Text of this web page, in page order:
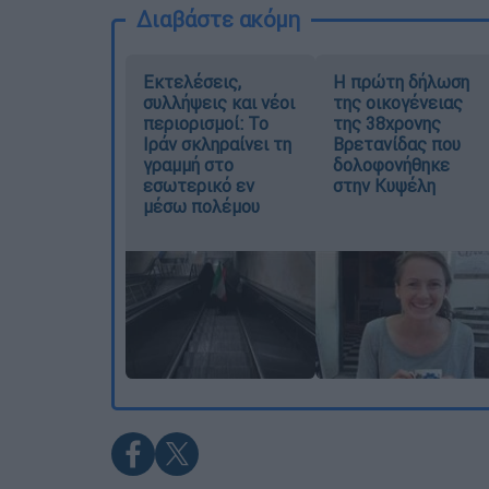
Διαβάστε ακόμη
Εκτελέσεις,
συλλήψεις και νέοι
περιορισμοί: Το
Ιράν σκληραίνει τη
γραμμή στο
εσωτερικό εν
μέσω πολέμου
Η πρώτη δήλωση
της οικογένειας
της 38χρονης
Βρετανίδας που
δολοφονήθηκε
στην Κυψέλη